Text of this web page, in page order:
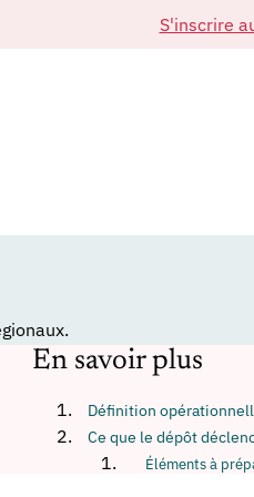
S'inscrire
En savoir plus
Définition
Ce que le dépôt
Éléments à